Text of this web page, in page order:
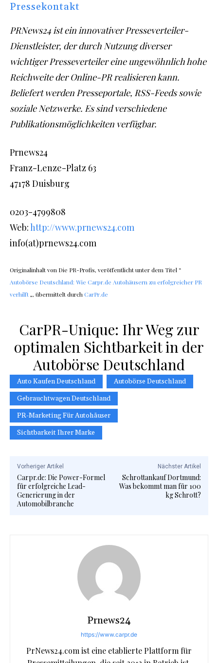
Pressekontakt
PRNews24 ist ein innovativer Presseverteiler-
Dienstleister, der durch Nutzung diverser
wichtiger Presseverteiler eine ungewöhnlich hohe
Reichweite der Online-PR realisieren kann.
Beliefert werden Presseportale, RSS-Feeds sowie
soziale Netzwerke. Es sind verschiedene
Publikationsmöglichkeiten verfügbar.
Prnews24
Franz-Lenze-Platz 63
47178 Duisburg
0203-4799808
Web:http://www.prnews24.com
info(at)prnews24.com
Originalinhalt von Die PR-Profis, veröffentlicht unter dem Titel “
Autobörse Deutschland: Wie Carpr.de Autohäusern zu erfolgreicher PR
verhilft„, übermittelt durch CarPr.de
CarPR-Unique: Ihr Weg zur
optimalen Sichtbarkeit in der
Autobörse Deutschland
Auto Kaufen Deutschland
Autobörse Deutschland
Gebrauchtwagen Deutschland
PR-Marketing Für Autohäuser
Sichtbarkeit Ihrer Marke
Vorheriger Artikel
Carpr.de: Die Power-Formel
für erfolgreiche Lead-
Generierung in der
Automobilbranche
Nächster Artikel
Schrottankauf Dortmund:
Was bekommt man für 100
kg Schrott?
Prnews24
https://www.carpr.de
PrNews24.com ist eine etablierte Plattform für